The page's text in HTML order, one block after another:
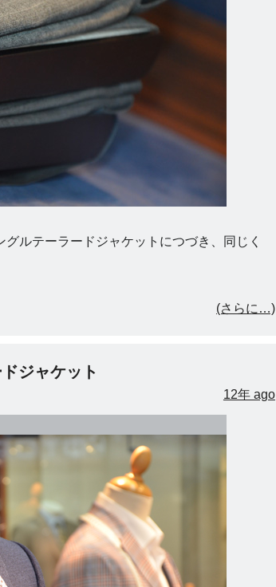
ルテーラードジャケットにつづき、同じく
(さらに…)
ジャケット
12年 ago